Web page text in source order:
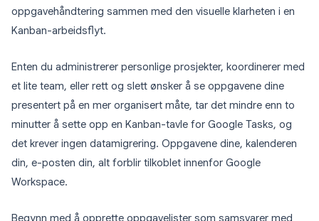
oppgavehåndtering sammen med den visuelle klarheten i en
Kanban-arbeidsflyt.
Enten du administrerer personlige prosjekter, koordinerer med
et lite team, eller rett og slett ønsker å se oppgavene dine
presentert på en mer organisert måte, tar det mindre enn to
minutter å sette opp en Kanban-tavle for Google Tasks, og
det krever ingen datamigrering. Oppgavene dine, kalenderen
din, e-posten din, alt forblir tilkoblet innenfor Google
Workspace.
Begynn med å opprette oppgavelister som samsvarer med